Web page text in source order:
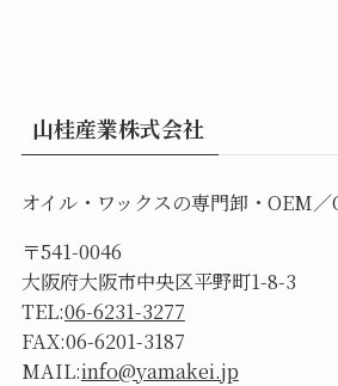
山桂産業株式会社
オイル・ワックスの専門卸・OEM
〒541-0046
大阪府大阪市中央区平野町1-8-3
TEL:06-6231-3277
FAX:06-6201-3187
MAIL:info@yamakei.jp